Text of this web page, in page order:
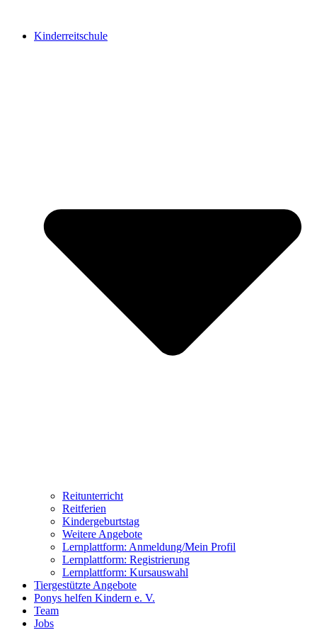
Kinderreitschule
Reitunterricht
Reitferien
Kindergeburtstag
Weitere Angebote
Lernplattform: Anmeldung/Mein Profil
Lernplattform: Registrierung
Lernplattform: Kursauswahl
Tiergestützte Angebote
Ponys helfen Kindern e. V.
Team
Jobs